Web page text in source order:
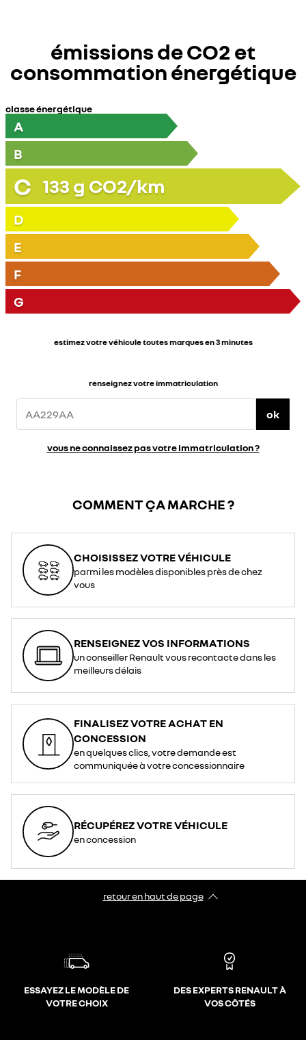
émissions de CO2 et
consommation énergétique
classe énergétique
A
B
C 133 g CO2/km
D
E
F
G
estimez votre véhicule toutes marques en 3 minutes
renseignez votre immatriculation
ok
vous ne connaissez pas votre immatriculation ?
COMMENT ÇA MARCHE ?
CHOISISSEZ VOTRE VÉHICULE
parmi les modèles disponibles près de chez
vous
RENSEIGNEZ VOS INFORMATIONS
un conseiller Renault vous recontacte dans les
meilleurs délais
FINALISEZ VOTRE ACHAT EN
CONCESSION
en quelques clics, votre demande est
communiquée à votre concessionnaire
RÉCUPÉREZ VOTRE VÉHICULE
en concession
retour en haut de page​
ESSAYEZ LE MODÈLE DE
VOTRE CHOIX
DES EXPERTS RENAULT À
VOS CÔTÉS